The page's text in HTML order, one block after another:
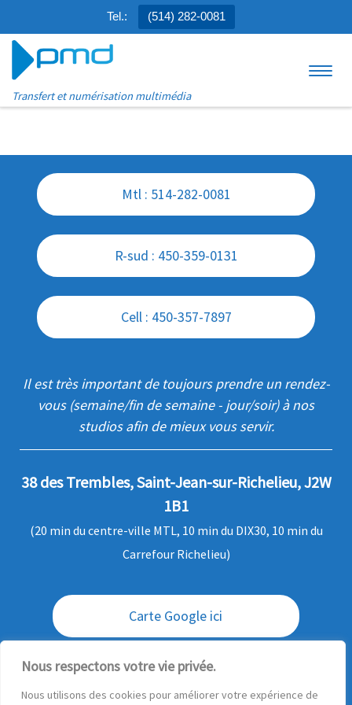
Tel.: (514) 282-0081
Nous respectons votre vie privée.
Nous utilisons des cookies pour améliorer votre expérience de
Transfert et numérisation multimédia
Mtl : 514-282-0081
R-sud : 450-359-0131
Cell : 450-357-7897
Il est très important de toujours prendre un rendez-
vous (semaine/fin de semaine - jour/soir) à nos
studios afin de mieux vous servir.
38 des Trembles, Saint-Jean-sur-Richelieu, J2W
1B1
(20 min du centre-ville MTL, 10 min du DIX30, 10 min du
Carrefour Richelieu)
Carte Google ici
Envoi / livraison des commandes